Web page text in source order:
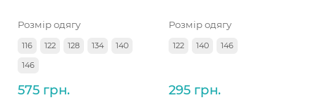
Розмір одягу
116 122 128 134
140
146
575 грн.
Розмір одягу
122 140 146
295 грн.